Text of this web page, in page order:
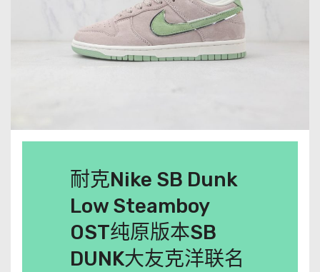
耐克Nike SB Dunk
Low Steamboy
OST纯原版本SB
DUNK大友克洋联名